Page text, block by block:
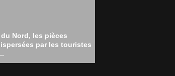
Nord, les pièces
par les touristes